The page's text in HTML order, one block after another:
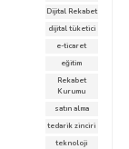
Dijital Rekabet
dijital tüketici
e-ticaret
eğitim
Rekabet
Kurumu
satın alma
tedarik zinciri
teknoloji